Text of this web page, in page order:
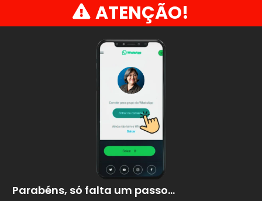
ATENÇÃO!
Parabéns, só falta um passo...